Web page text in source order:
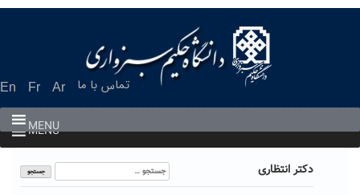
En Fr Ar تماس با ما
MENU
MENU
دکتر انتظاری
جستجو
برای: